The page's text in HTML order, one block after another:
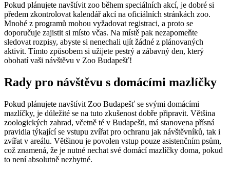
Pokud plánujete navštívit zoo během speciálních akcí, je dobré si
předem zkontrolovat kalendář akcí na oficiálních stránkách zoo.
Mnohé z programů mohou vyžadovat registraci, a proto se
doporučuje zajistit si místo včas. Na místě pak nezapomeňte
sledovat rozpisy, abyste si nenechali ujít žádné z plánovaných
aktivit. Tímto způsobem si užijete pestrý a zábavný den, který
obohatí vaši návštěvu v Zoo Budapešť!
Rady pro návštěvu s domácími mazlíčky
Pokud plánujete navštívit Zoo Budapešť se svými domácími
mazlíčky, je důležité se na tuto zkušenost dobře připravit. Většina
zoologických zahrad, včetně té v Budapešti, má stanovena přísná
pravidla týkající se vstupu zvířat pro ochranu jak návštěvníků, tak i
zvířat v areálu. Většinou je povolen vstup pouze asistenčním psům,
což znamená, že je nutné nechat své domácí mazlíčky doma, pokud
to není absolutně nezbytné.